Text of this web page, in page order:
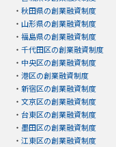
・ 秋田県の創業融資制度
・ 山形県の創業融資制度
・ 福島県の創業融資制度
・ 千代田区の創業融資制度
・ 中央区の創業融資制度
・ 港区の創業融資制度
・ 新宿区の創業融資制度
・ 文京区の創業融資制度
・ 台東区の創業融資制度
・ 墨田区の創業融資制度
・ 江東区の創業融資制度